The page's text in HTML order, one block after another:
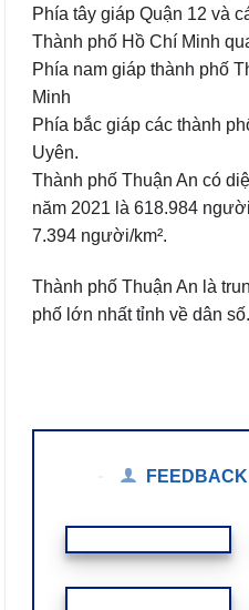
Phía tây giáp Quận 12 và
Thành phố Hồ Chí Minh
Phía nam giáp thành phố
Minh
Phía bắc giáp các thành
Uyên.
Thành phố Thuận An có
năm 2021 là 618.984
7.394 người/km².
Thành phố Thuận An là
phố lớn nhất tỉnh về dân số.